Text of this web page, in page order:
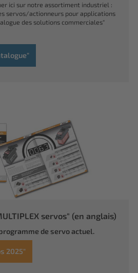
ici sur notre assortiment industriel :
servos/actionneurs pour applications
des solutions commerciales"
servos" (en anglais)
de servo actuel.
2025"